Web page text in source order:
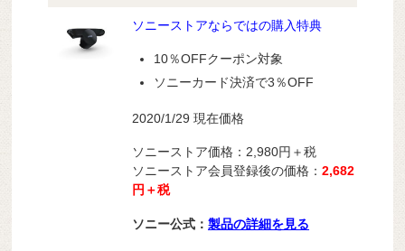
ソニーストアならではの購入特典
10％OFFクーポン対象
ソニーカード決済で3％OFF
2020/1/29 現在価格
ソニーストア価格：2,980円＋税
ソニーストア会員登録後の価格： 2,682
円＋税
ソニー公式： 製品の詳細を見る